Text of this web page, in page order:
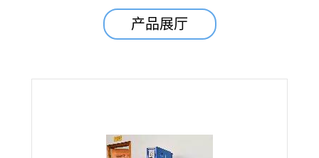
产品展厅